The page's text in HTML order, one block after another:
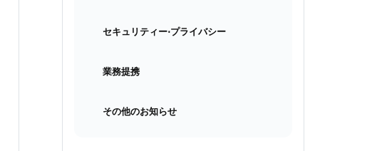
セキュリティー⋅プライバシー
業務提携
その他のお知らせ